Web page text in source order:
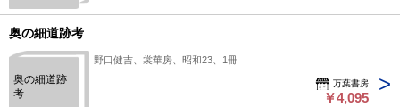
奥の細道跡考
奥の細道跡
考
野口健吉、裳華房、昭和23、1冊
万葉書房
￥4,095